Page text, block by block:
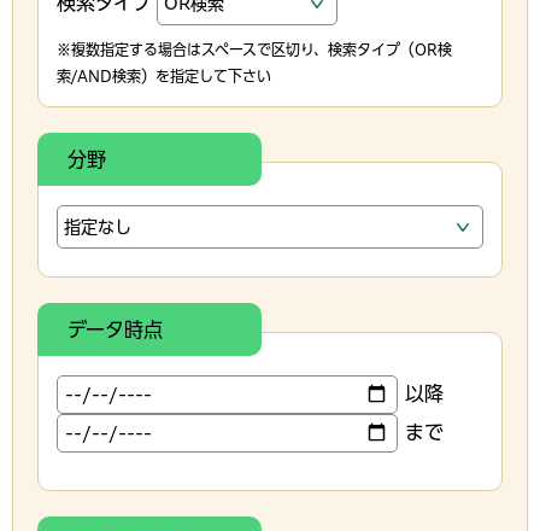
※複数指定する場合はスペースで区切り、検索タイプ（OR検
索/AND検索）を指定して下さい
分野
データ時点
以降
まで